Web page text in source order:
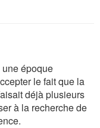
époque
le fait que la
déjà plusieurs
à la recherche de